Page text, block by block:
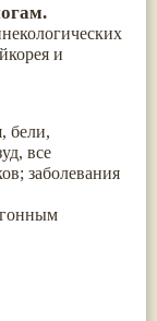
и
бели,
все
заболевания